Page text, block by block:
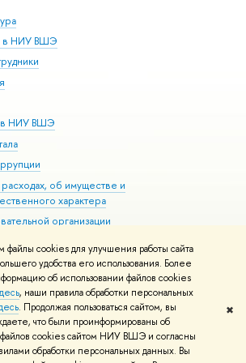
файлы cookies для улучшения работы сайта
удобства его использования. Более
об использовании файлов cookies
, наши правила обработки персональных
. Продолжая пользоваться сайтом, вы
что были проинформированы об
файлов cookies сайтом НИУ ВШЭ и согласны
обработки персональных данных. Вы
✖
в НИУ ВШЭ
в НИУ ВШЭ
об имуществе и
характера
организации
возможностями здоровья
Адреса и контакты Условия использования
конфиденциальности Карта сайта